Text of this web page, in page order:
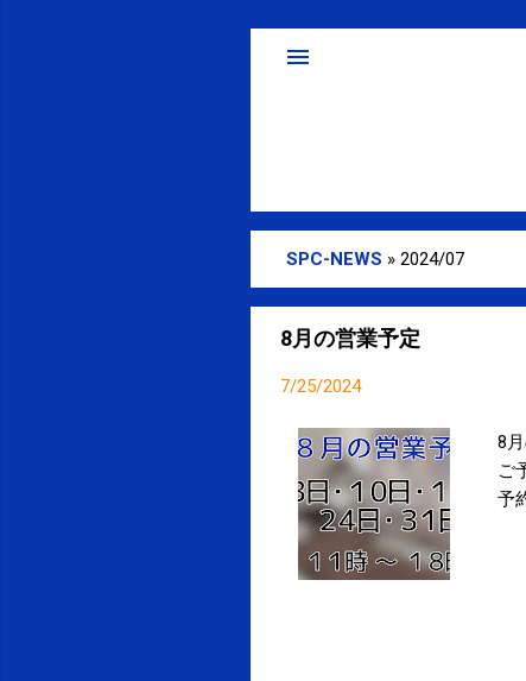
稿
SPC-NEWS » 2024/07
8月の営業予定
7/25/2024
8
ご
予